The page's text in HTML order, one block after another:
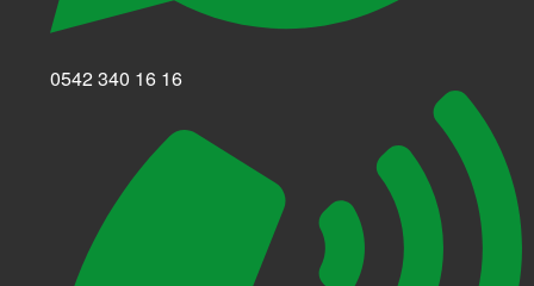
0542 340 16 16